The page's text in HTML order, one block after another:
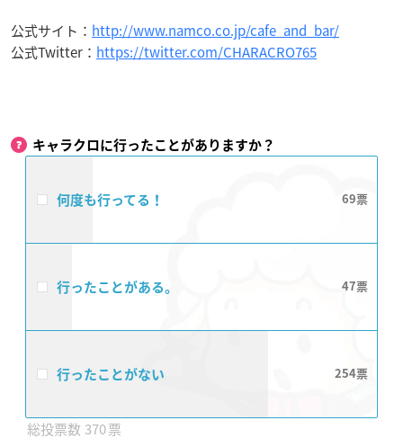
公式サイト： http://www.namco.co.jp/cafe_and_bar/
公式Twitter： https://twitter.com/CHARACRO765
キャラクロに行ったことがありますか？
何度も行ってる！ 69
行ったことがある。 47
行ったことがない 254
370